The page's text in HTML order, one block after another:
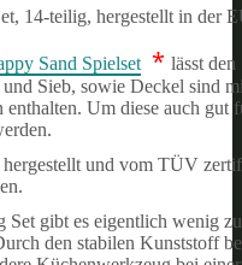
14-teilig, hergestellt in
Sand Spielset * lässt
Sieb, sowie Deckel sind
enthalten. Um diese auch
und vom TÜV
Set gibt es eigentlich wenig
den stabilen Kunststoff